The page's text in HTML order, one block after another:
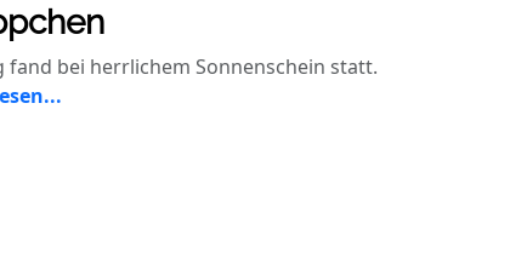
bei herrlichem Sonnenschein statt.